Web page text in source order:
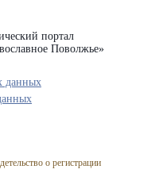
портал
Поволжье»
о регистрации
данных